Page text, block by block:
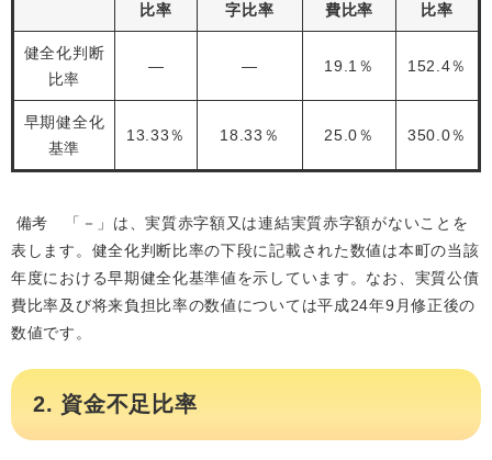
比率
字比率
費比率
比率
健全化判断
比率
― ― 19.1％ 152.4％
早期健全化
基準
13.33％ 18.33％ 25.0％ 350.0％
備考 「－」は、実質赤字額又は連結実質赤字額がないことを
表します。健全化判断比率の下段に記載された数値は本町の当該
年度における早期健全化基準値を示しています。なお、実質公債
費比率及び将来負担比率の数値については平成24年9月修正後の
数値です。
2. 資金不足比率